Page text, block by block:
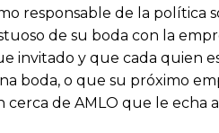
responsable de la política
de su boda con la
invitado y que cada quien
boda, o que su próximo
de AMLO que le echa